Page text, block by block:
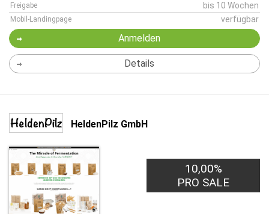
Freigabe bis 10 Wochen
Mobil-Landingpage verfügbar
Anmelden
Details
HeldenPilz GmbH
10,00%
PRO SALE